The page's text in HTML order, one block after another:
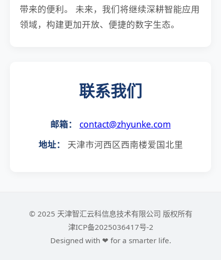
带来的便利。 未来，我们将继续深耕智能应用
领域，构建更加开放、便捷的数字生态。
联系我们
邮箱：
contact@zhyunke.com
地址：
天津市河西区西南楼爱国北里
© 2025 天津智汇云科信息技术有限公司 版权所有
津ICP备2025036417号-2
Designed with ❤ for a smarter life.